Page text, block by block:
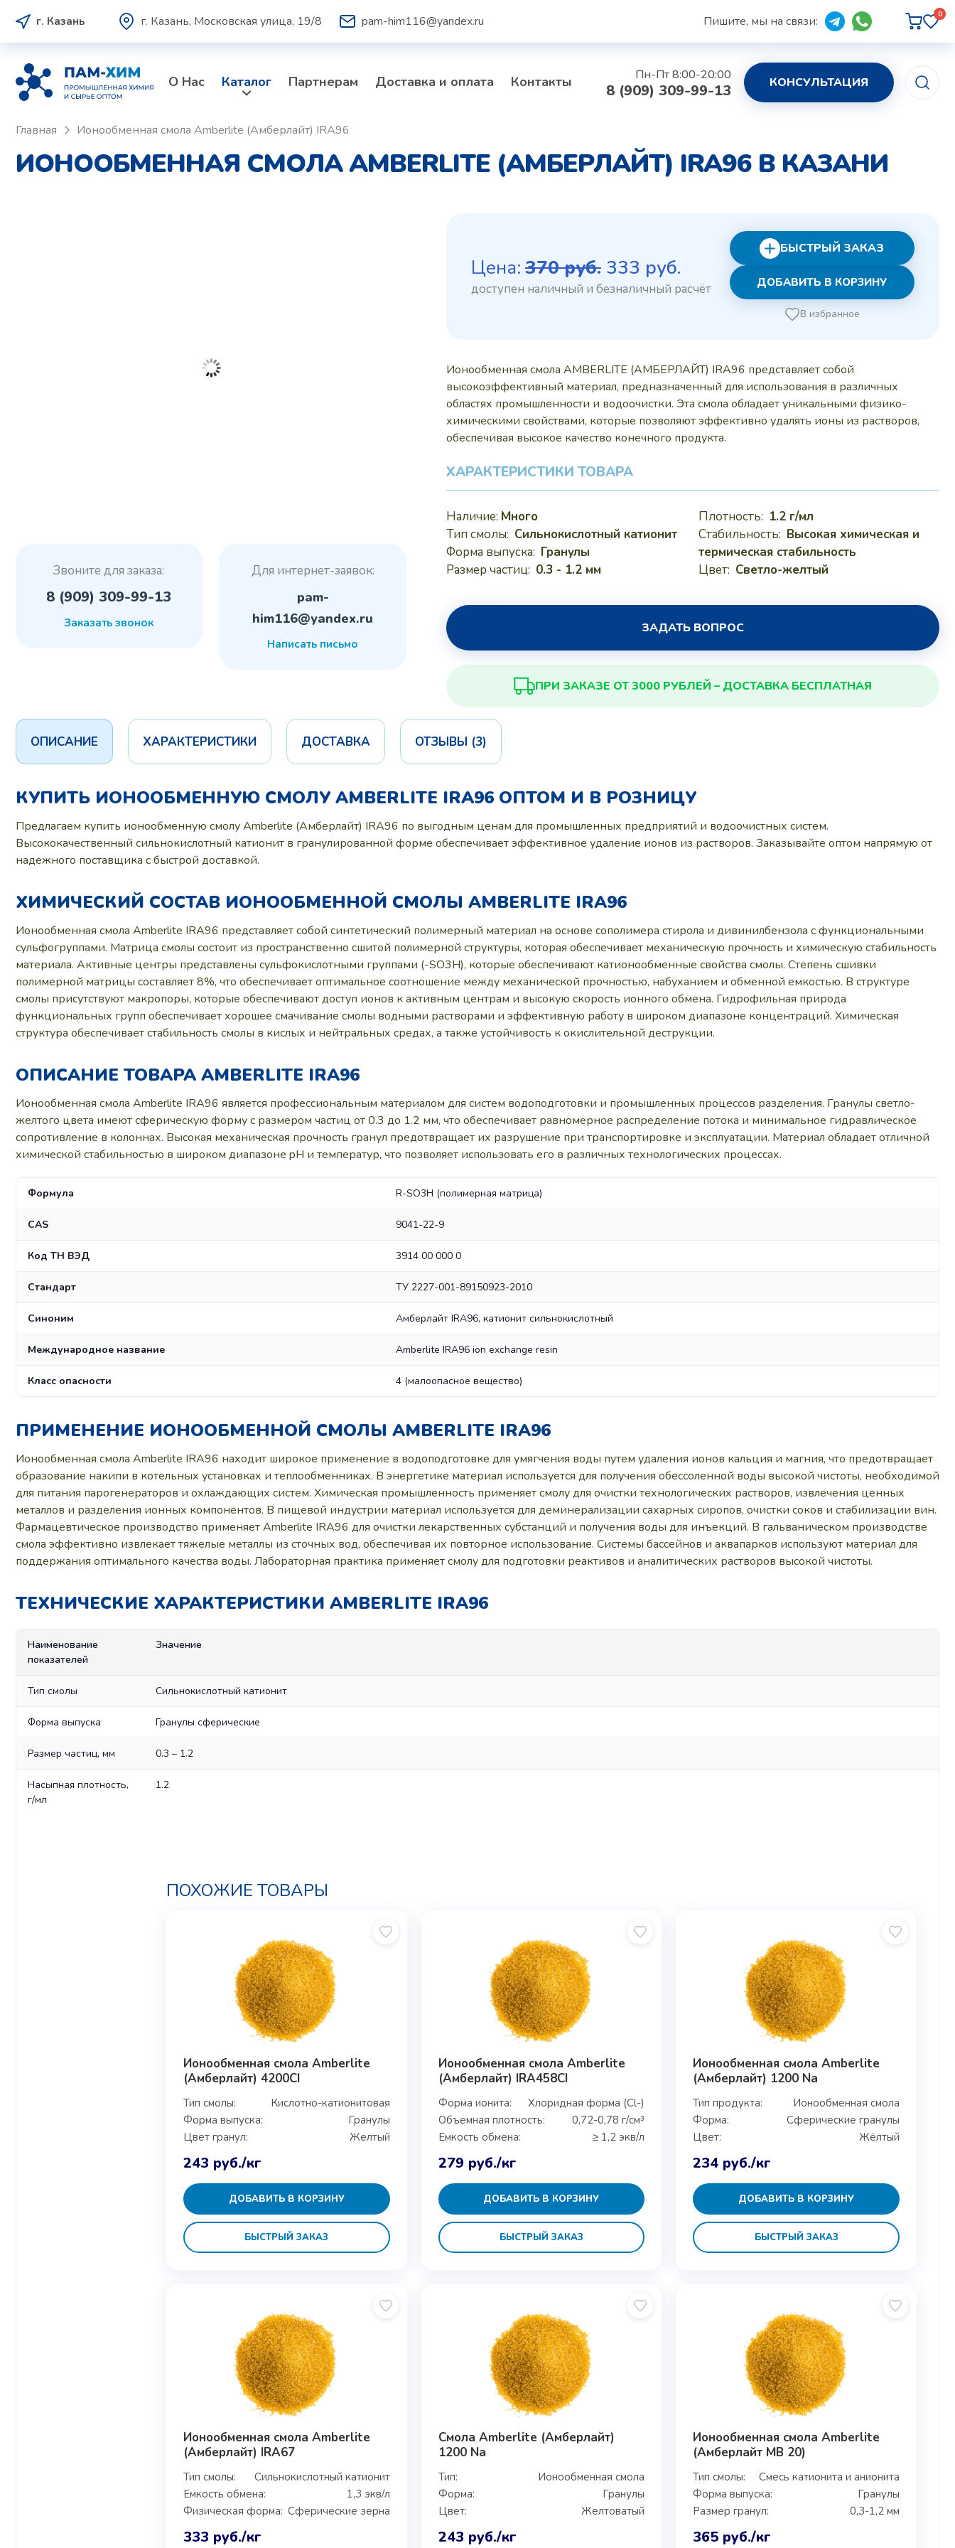
г. Казань г. Казань, Московская улица, 19/8 pam-him116@yandex.ru Пишите, мы на связи: 0
О Нас Каталог Партнерам Доставка и оплата Контакты Пн-Пт 8:00-20:00
8 (909) 309-99-13 КОНСУЛЬТАЦИЯ
Главная Ионообменная смола Amberlite (Амберлайт) IRA96
ИОНООБМЕННАЯ СМОЛА AMBERLITE (АМБЕРЛАЙТ) IRA96 В КАЗАНИ
Звоните для заказа:
8 (909) 309-99-13
Заказать звонок
Для интернет-заявок:
pam-
him116@yandex.ru
Написать письмо
Цена: 370руб. Первоначальная
цена
333 руб.Текущая
цена:
ДОБАВИТЬ В КОРЗИНУ
БЫСТРЫЙ ЗАКАЗ
В избранное
Ионообменная смола AMBERLITE (АМБЕРЛАЙТ) IRA96 представляет собой
высокоэффективный материал, предназначенный для использования в различных
областях промышленности и водоочистки. Эта смола обладает уникальными физико-
химическими свойствами, которые позволяют эффективно удалять ионы из растворов,
обеспечивая высокое качество конечного продукта.
ХАРАКТЕРИСТИКИ ТОВАРА
Наличие: Много
Тип смолы: Сильнокислотный катионит
Форма выпуска: Гранулы
Размер частиц: 0.3 - 1.2 мм
Плотность: 1.2 г/мл
Стабильность: Высокая химическая и
термическая стабильность
Цвет: Светло-желтый
ЗАДАТЬ ВОПРОС
ПРИ ЗАКАЗЕ ОТ 3000 РУБЛЕЙ – ДОСТАВКА БЕСПЛАТНАЯ
ОПИСАНИЕ ХАРАКТЕРИСТИКИ ДОСТАВКА ОТЗЫВЫ (3)
КУПИТЬ ИОНООБМЕННУЮ СМОЛУ AMBERLITE IRA96 ОПТОМ И В РОЗНИЦУ
Предлагаем купить ионообменную смолу Amberlite (Амберлайт) IRA96 по выгодным ценам для промышленных предприятий и водоочистных систем.
Высококачественный сильнокислотный катионит в гранулированной форме обеспечивает эффективное удаление ионов из растворов. Заказывайте оптом напрямую от
надежного поставщика с быстрой доставкой.
ХИМИЧЕСКИЙ СОСТАВ ИОНООБМЕННОЙ СМОЛЫ AMBERLITE IRA96
Ионообменная смола Amberlite IRA96 представляет собой синтетический полимерный материал на основе сополимера стирола и дивинилбензола с функциональными
сульфогруппами. Матрица смолы состоит из пространственно сшитой полимерной структуры, которая обеспечивает механическую прочность и химическую стабильность
материала. Активные центры представлены сульфокислотными группами (-SO3H), которые обеспечивают катионообменные свойства смолы. Степень сшивки
полимерной матрицы составляет 8%, что обеспечивает оптимальное соотношение между механической прочностью, набуханием и обменной емкостью. В структуре
смолы присутствуют макропоры, которые обеспечивают доступ ионов к активным центрам и высокую скорость ионного обмена. Гидрофильная природа
функциональных групп обеспечивает хорошее смачивание смолы водными растворами и эффективную работу в широком диапазоне концентраций. Химическая
структура обеспечивает стабильность смолы в кислых и нейтральных средах, а также устойчивость к окислительной деструкции.
ОПИСАНИЕ ТОВАРА AMBERLITE IRA96
Ионообменная смола Amberlite IRA96 является профессиональным материалом для систем водоподготовки и промышленных процессов разделения. Гранулы светло-
желтого цвета имеют сферическую форму с размером частиц от 0.3 до 1.2 мм, что обеспечивает равномерное распределение потока и минимальное гидравлическое
сопротивление в колоннах. Высокая механическая прочность гранул предотвращает их разрушение при транспортировке и эксплуатации. Материал обладает отличной
химической стабильностью в широком диапазоне pH и температур, что позволяет использовать его в различных технологических процессах.
Формула R-SO3H (полимерная матрица)
CAS 9041-22-9
Код ТН ВЭД 3914 00 000 0
Стандарт TУ 2227-001-89150923-2010
Синоним Амберлайт IRA96, катионит сильнокислотный
Международное название Amberlite IRA96 ion exchange resin
Класс опасности 4 (малоопасное вещество)
ПРИМЕНЕНИЕ ИОНООБМЕННОЙ СМОЛЫ AMBERLITE IRA96
Ионообменная смола Amberlite IRA96 находит широкое применение в водоподготовке для умягчения воды путем удаления ионов кальция и магния, что предотвращает
образование накипи в котельных установках и теплообменниках. В энергетике материал используется для получения обессоленной воды высокой чистоты, необходимой
для питания парогенераторов и охлаждающих систем. Химическая промышленность применяет смолу для очистки технологических растворов, извлечения ценных
металлов и разделения ионных компонентов. В пищевой индустрии материал используется для деминерализации сахарных сиропов, очистки соков и стабилизации вин.
Фармацевтическое производство применяет Amberlite IRA96 для очистки лекарственных субстанций и получения воды для инъекций. В гальваническом производстве
смола эффективно извлекает тяжелые металлы из сточных вод, обеспечивая их повторное использование. Системы бассейнов и аквапарков используют материал для
поддержания оптимального качества воды. Лабораторная практика применяет смолу для подготовки реактивов и аналитических растворов высокой чистоты.
ТЕХНИЧЕСКИЕ ХАРАКТЕРИСТИКИ AMBERLITE IRA96
Наименование
показателей
Значение
Тип смолы Сильнокислотный катионит
Форма выпуска Гранулы сферические
Размер частиц, мм 0.3 – 1.2
Насыпная плотность,
г/мл
1.2
ПОХОЖИЕ ТОВАРЫ
Ионообменная смола Amberlite
(Амберлайт) 4200CI
Тип смолы:
Кислотно-катионитовая
Форма выпуска:
Гранулы
Цвет гранул:
Желтый
243 руб./кг
ДОБАВИТЬ В КОРЗИНУ
БЫСТРЫЙ ЗАКАЗ
Ионообменная смола Amberlite
(Амберлайт) IRA458CI
Форма ионита:
Хлоридная форма (Cl-)
Объемная плотность:
0,72-0,78 г/см³
Емкость обмена:
≥ 1,2 экв/л
279 руб./кг
ДОБАВИТЬ В КОРЗИНУ
БЫСТРЫЙ ЗАКАЗ
Ионообменная смола Amberlite
(Амберлайт) 1200 Na
Тип продукта:
Ионообменная смола
Форма:
Сферические гранулы
Цвет:
Жёлтый
234 руб./кг
ДОБАВИТЬ В КОРЗИНУ
БЫСТРЫЙ ЗАКАЗ
Ионообменная смола Amberlite
(Амберлайт) IRA67
Тип смолы:
Сильнокислотный катионит
Емкость обмена:
1,3 экв/л
Физическая форма: Сферические зерна
333 руб./кг
Смола Amberlite (Амберлайт)
1200 Na
Тип:
Ионообменная смола
Форма:
Гранулы
Цвет:
Желтоватый
243 руб./кг
Ионообменная смола Amberlite
(Амберлайт MB 20)
Тип смолы:
Смесь катионита и анионита
Форма выпуска:
Гранулы
Размер гранул:
0,3-1,2 мм
365 руб./кг